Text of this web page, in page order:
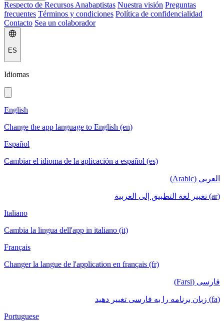
Respecto de Recursos Anabaptistas Nuestra visión Preguntas
frecuentes Términos y condiciones Política de confidencialidad
Contacto Sea un colaborador
ES
Idiomas
English
Change the app language to English (en)
Español
Cambiar el idioma de la aplicación a español (es)
العربي (Arabic)
(ar) تغيير لغة التطبيق إلى العربية
Italiano
Cambia la lingua dell'app in italiano (it)
Français
Changer la langue de l'application en français (fr)
فارسی (Farsi)
(fa) زبان برنامه را به فارسی تغییر دهید
Portuguese